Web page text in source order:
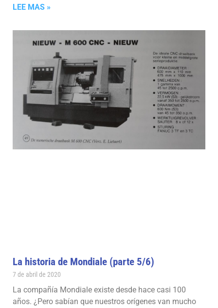
LEE MAS »
La historia de Mondiale (parte 5/6)
7 de abril de 2020
La compañía Mondiale existe desde hace casi 100
años. ¿Pero sabían que nuestros orígenes van mucho